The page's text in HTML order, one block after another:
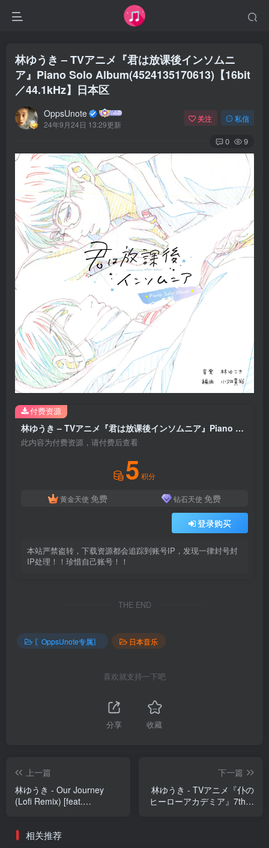
林ゆうき – TVアニメ『君は放课後インソムニ
ア』Piano Solo Album(4524135170613)【16bit
／44.1kHz】日本区
OppsUnote
24年9月24日 13:29更新
关注 私信
0 9
林ゆうき – TVアニメ『君は放课後インソムニア』Piano Solo Album(4524135170613)【16bit／44.1kHz】日本区
此内容为付费资源，请付费后查看
5 积分
黄金天使 免费 钻石天使 免费
登录购买
本站严禁盗转，下载资源都会追踪到账号IP，发现一律封号封
IP处理！！珍惜自己账号！！
付费资源
THE END
〖OppsUnote专属〗 日本音乐
喜欢就支持一下吧
分享 收藏
上一篇
林ゆうき - Our Journey
(Lofi Remix) [feat.
【16bit／44.1kHz】日本区
下一篇
林ゆうき - TVアニメ『仆の
ヒーローアカデミア』7thオ
相关推荐